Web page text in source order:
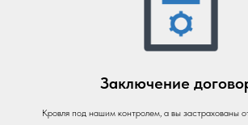
Заключение
Кровля под нашим контролем, а вы застрахованы